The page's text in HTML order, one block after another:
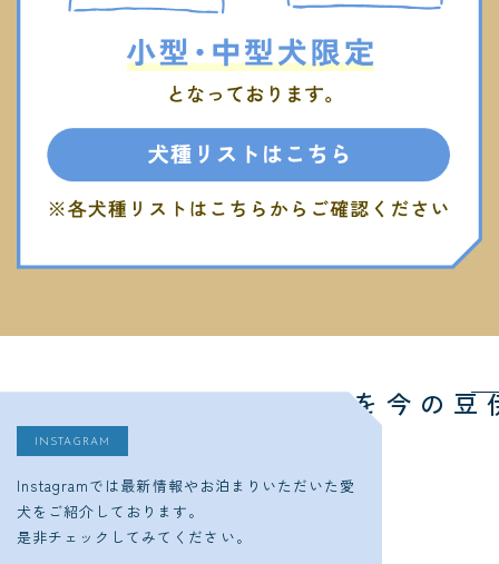
ゆるり西伊豆の
INSTAGRAM
Instagramでは最新情報やお泊まりいただいた愛
犬をご紹介しております。
是非チェックしてみてください。